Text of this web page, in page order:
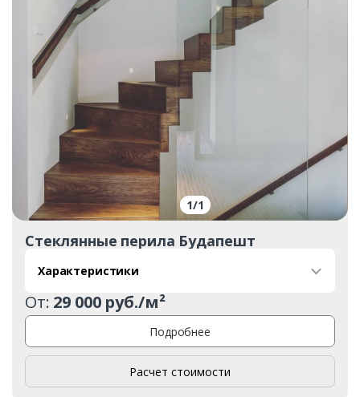
1/1
Стеклянные перила Будапешт
Характеристики
От: 29 000 руб./м²
Подробнее
Расчет стоимости